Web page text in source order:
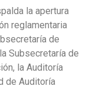
la apertura
reglamentaria
de
Subsecretaría de
la Auditoría
de Auditoría